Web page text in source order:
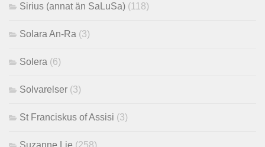
Sirius (annat än SaLuSa) (118)
Solara An-Ra (3)
Solera (6)
Solvarelser (3)
St Franciskus of Assisi (3)
Suzanne Lie (258)